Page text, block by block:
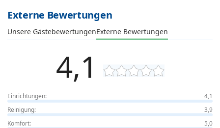
Externe Bewertungen
Unsere GästebewertungenExterne Bewertungen
4,1
Einrichtungen:
4,1
Reinigung:
3,9
Komfort:
5,0